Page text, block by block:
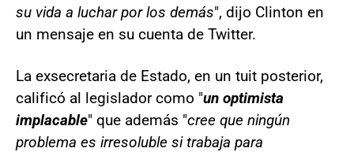
su vida a luchar por los demás", dijo Clinton en
un mensaje en su cuenta de Twitter.
La exsecretaria de Estado, en un tuit posterior,
calificó al legislador como "un optimista
implacable" que además "cree que ningún
problema es irresoluble si trabaja para